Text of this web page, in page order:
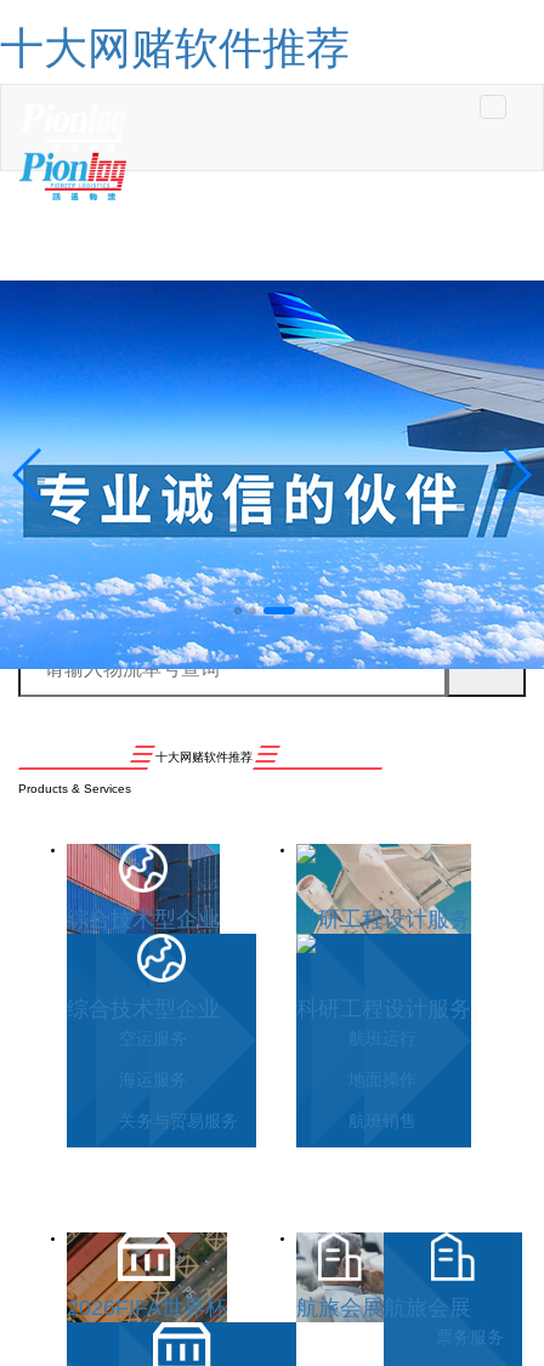
十大网赌软件推荐
十大网赌软件推荐
Products & Services
综合技术型企业
综合技术型企业
空运服务
海运服务
关务与贸易服务
科研工程设计服务
科研工程设计服务
航班运行
地面操作
航班销售
2026FIFA世界杯 航旅会展航旅会展
票务服务